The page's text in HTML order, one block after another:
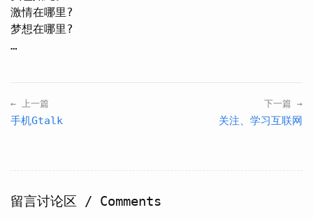
激情在哪里?
梦想在哪里?
…
← 上一篇
手机Gtalk
下一篇 →
关注、学习互联网
留言讨论区 / Comments